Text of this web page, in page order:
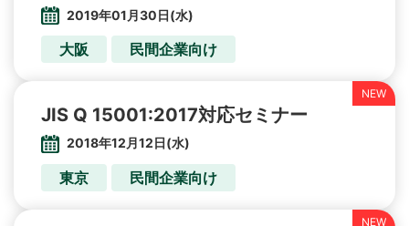
2019年01月30日(水)
大阪 民間企業向け
JIS Q 15001:2017対応セミナー
2018年12月12日(水)
東京 民間企業向け